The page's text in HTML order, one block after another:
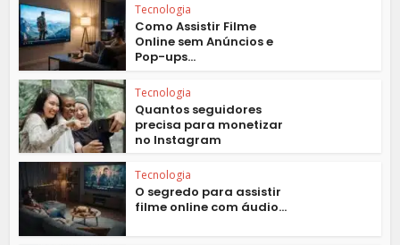
Tecnologia
Como Assistir Filme
Online sem Anúncios e
Pop-ups...
Tecnologia
Quantos seguidores
precisa para monetizar
no Instagram
Tecnologia
O segredo para assistir
filme online com áudio...